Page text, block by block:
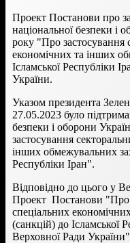
Проект Постанови про
національної безпеки і
року "Про застосування
економічних та інших
Ісламської Республіки
України.
Указом президента
27.05.2023 було
безпеки і оборони
застосування
інших обмежувальних
Республіки Іран".
Відповідно до цього у
Проект Постанови "Про
спеціальних
(санкцій) до Ісламської
Верховної Ради України"